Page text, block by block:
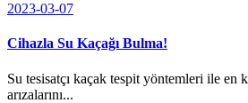
2023-03-07
Cihazla Su Kaçağı Bulma!
Su tesisatçı kaçak tespit yöntemleri ile en
arızalarını...